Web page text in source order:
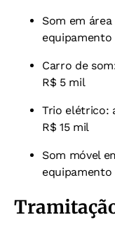
Som em
equipamento
Carro de
R$ 5 mil
Trio elétrico:
R$ 15 mil
Som móvel
equipamento